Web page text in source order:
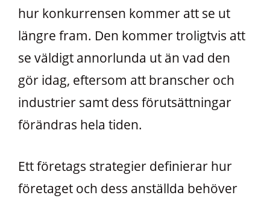
hur konkurrensen kommer att se ut
längre fram. Den kommer troligtvis att
se väldigt annorlunda ut än vad den
gör idag, eftersom att branscher och
industrier samt dess förutsättningar
förändras hela tiden.
Ett företags strategier definierar hur
företaget och dess anställda behöver